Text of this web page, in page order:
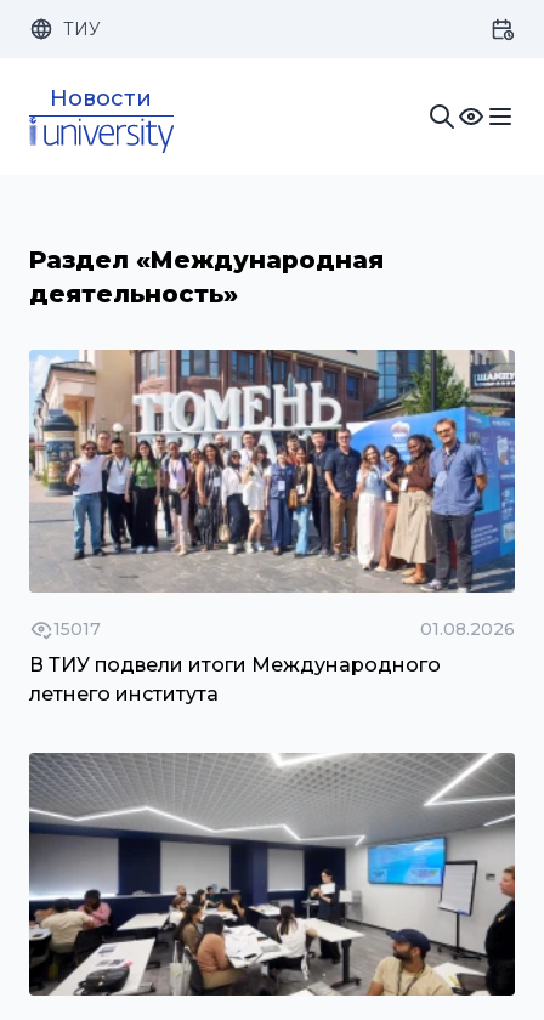
Изображения:
ТИУ
Новости
Раздел «Международная
деятельность»
15017 01.08.2026
В ТИУ подвели итоги Международного
летнего института